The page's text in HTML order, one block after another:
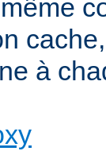
à